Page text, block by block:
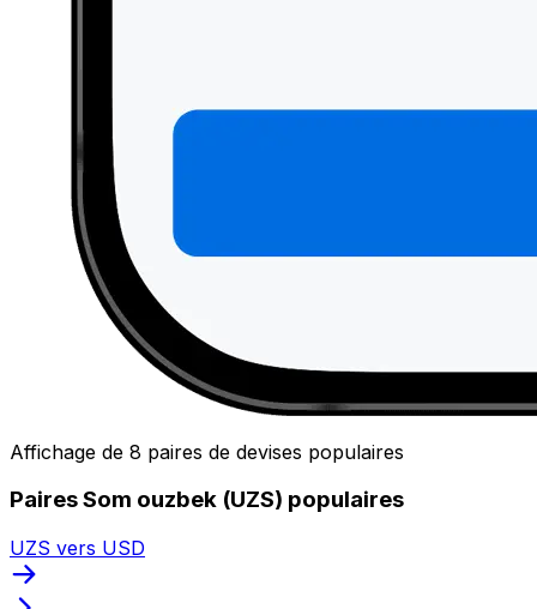
Affichage de 8 paires de devises populaires
Paires Som ouzbek (UZS) populaires
UZS vers USD